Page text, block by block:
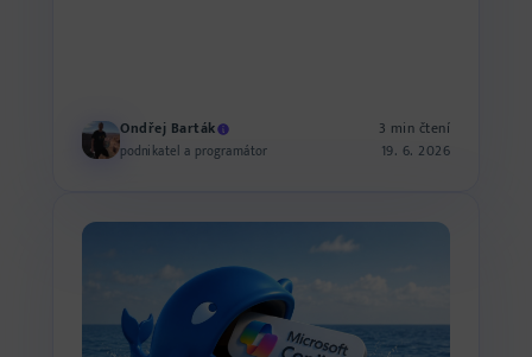
Ondřej Barták
podnikatel a programátor
3 min čtení
19. 6. 2026